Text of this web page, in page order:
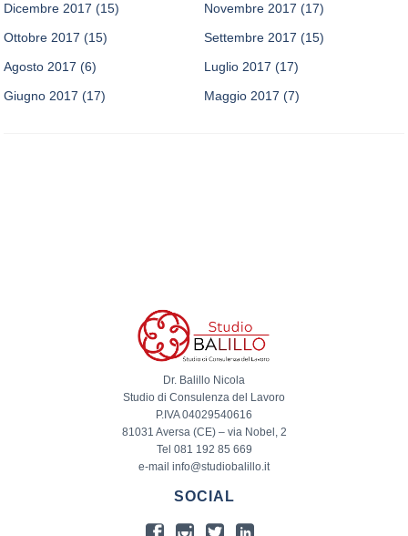
Dicembre 2017 (15) Novembre 2017 (17)
Ottobre 2017 (15) Settembre 2017 (15)
Agosto 2017 (6) Luglio 2017 (17)
Giugno 2017 (17) Maggio 2017 (7)
Dr. Balillo Nicola
Studio di Consulenza del Lavoro
P.IVA 04029540616
81031 Aversa (CE) – via Nobel, 2
Tel 081 192 85 669
e-mail info@studiobalillo.it
SOCIAL